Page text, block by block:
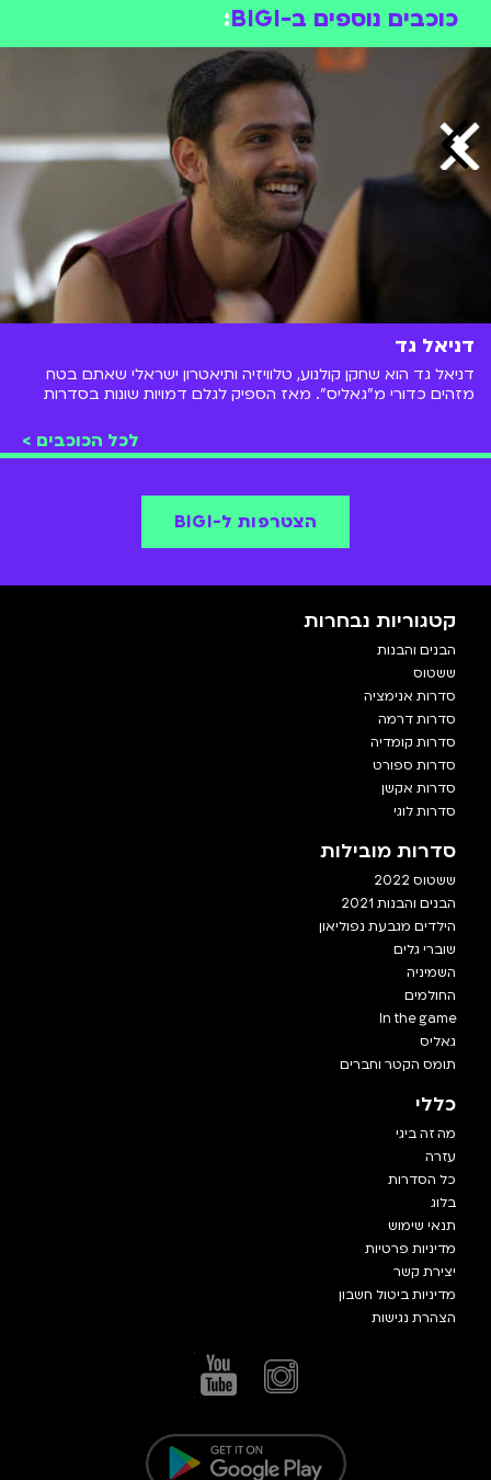
כוכבים נוספים ב-BIGI :
דניאל גד
דניאל גד הוא שחקן קולנוע, טלוויזיה ותיאטרון ישראלי שאתם בטח
מזהים כדורי מ"גאליס". מאז הספיק לגלם דמויות שונות בסדרות
לכל הכוכבים >
הצטרפות ל-BIGI
קטגוריות נבחרות
הבנים והבנות
ששטוס
סדרות אנימציה
סדרות דרמה
סדרות קומדיה
סדרות ספורט
סדרות אקשן
סדרות לוגי
סדרות מובילות
ששטוס 2022
הבנים והבנות 2021
הילדים מגבעת נפוליאון
שוברי גלים
השמיניה
החולמים
In the game
גאליס
תומס הקטר וחברים
כללי
מה זה ביגי
עזרה
כל הסדרות
בלוג
תנאי שימוש
מדיניות פרטיות
יצירת קשר
מדיניות ביטול חשבון
הצהרת נגישות